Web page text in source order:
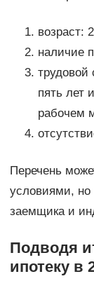
возраст:
наличие
трудовой
пять лет
рабочем
Перечень
условиями, но
заемщика и
Подводя
ипотеку в